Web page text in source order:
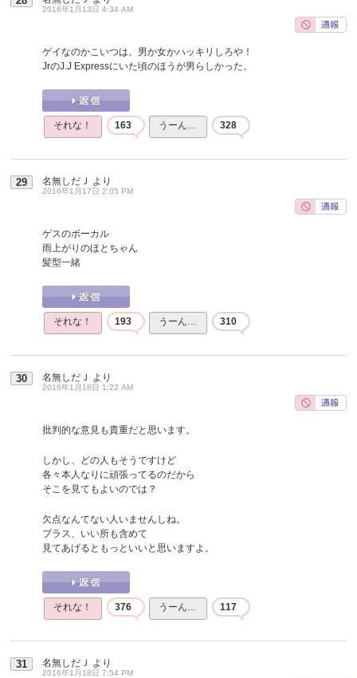
2016年1月13日 4:34 AM
ゲイなのかこいつは。男か女かハッキリしろや！
JrのJ.J Expressにいた頃のほうが男らしかった。
それな！ 163 うーん… 328
29 名無しだＪ より
2016年1月17日 2:05 PM
ゲスのボーカル
雨上がりのほとちゃん
髪型一緒
それな！ 193 うーん… 310
30 名無しだＪ より
2016年1月18日 1:22 AM
批判的な意見も貴重だと思います。
しかし、どの人もそうですけど
各々本人なりに頑張ってるのだから
そこを見てもよいのでは？
欠点なんてない人いませんしね。
プラス、いい所も含めて
見てあげるともっといいと思いますよ。
それな！ 376 うーん… 117
31 名無しだＪ より
2016年1月18日 7:54 PM